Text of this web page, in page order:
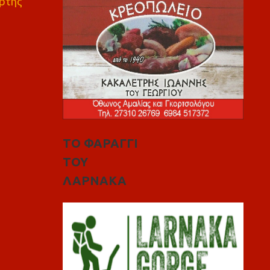
ΤΟ ΦΑΡΑΓΓΙ
ΤΟΥ
ΛΑΡΝΑΚΑ